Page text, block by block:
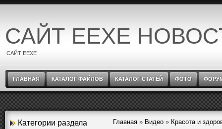
САЙТ EEXE
САЙТ EEXE
ГЛАВНАЯ КАТАЛОГ ФАЙЛОВ КАТАЛОГ СТАТЕЙ ФОТО
Категории раздела Главная » Видео » Красота и